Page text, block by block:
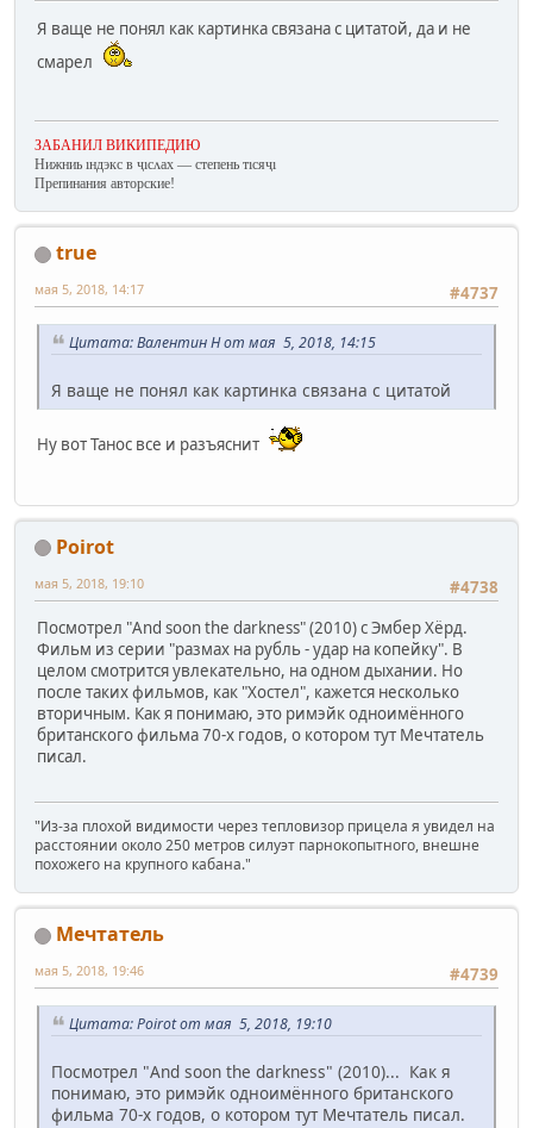
Я ваще не понял как картинка связана с цитатой, да и не
смарел
ЗАБАНИЛ ВИКИПЕДИЮ
Нижниь ıндэкс в ҷıсʌах — степень тıсяҷı
Препинания авторские!
true
#4737
мая 5, 2018, 14:17
Цитата: Валентин Н от мая 5, 2018, 14:15
Я ваще не понял как картинка связана с цитатой
Ну вот Танос все и разъяснит
Poirot
#4738
мая 5, 2018, 19:10
Посмотрел "And soon the darkness" (2010) c Эмбер Хёрд.
Фильм из серии "размах на рубль - удар на копейку". В
целом смотрится увлекательно, на одном дыхании. Но
после таких фильмов, как "Хостел", кажется несколько
вторичным. Как я понимаю, это римэйк одноимённого
британского фильма 70-х годов, о котором тут Мечтатель
писал.
"Из-за плохой видимости через тепловизор прицела я увидел на
расстоянии около 250 метров силуэт парнокопытного, внешне
похожего на крупного кабана."
Мечтатель
#4739
мая 5, 2018, 19:46
Цитата: Poirot от мая 5, 2018, 19:10
Посмотрел "And soon the darkness" (2010)... Как я
понимаю, это римэйк одноимённого британского
фильма 70-х годов, о котором тут Мечтатель писал.